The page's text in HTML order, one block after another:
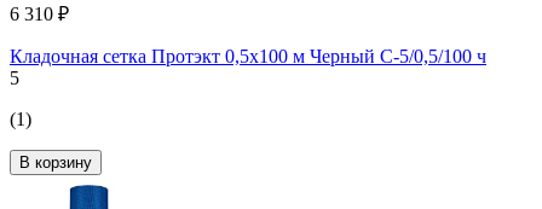
6 310 ₽
Кладочная сетка Протэкт 0,5х100 м Черный С-5/0,5/100 ч
5
(1)
В корзину